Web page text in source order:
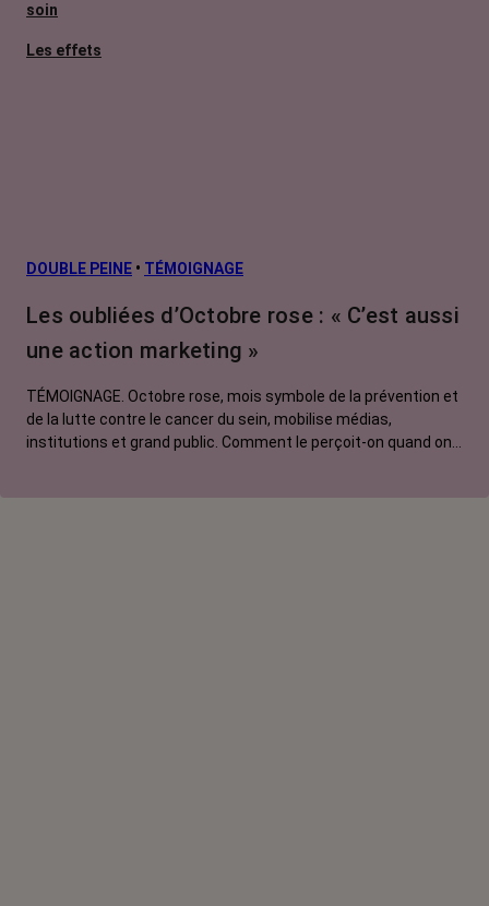
soin
Les effets
L’après cancer
Traitements
contre le cancer
DOUBLE PEINE • TÉMOIGNAGE
Les oubliées d’Octobre rose : « C’est aussi
une action marketing »
TÉMOIGNAGE. Octobre rose, mois symbole de la prévention et
de la lutte contre le cancer du sein, mobilise médias,
institutions et grand public. Comment le perçoit-on quand on